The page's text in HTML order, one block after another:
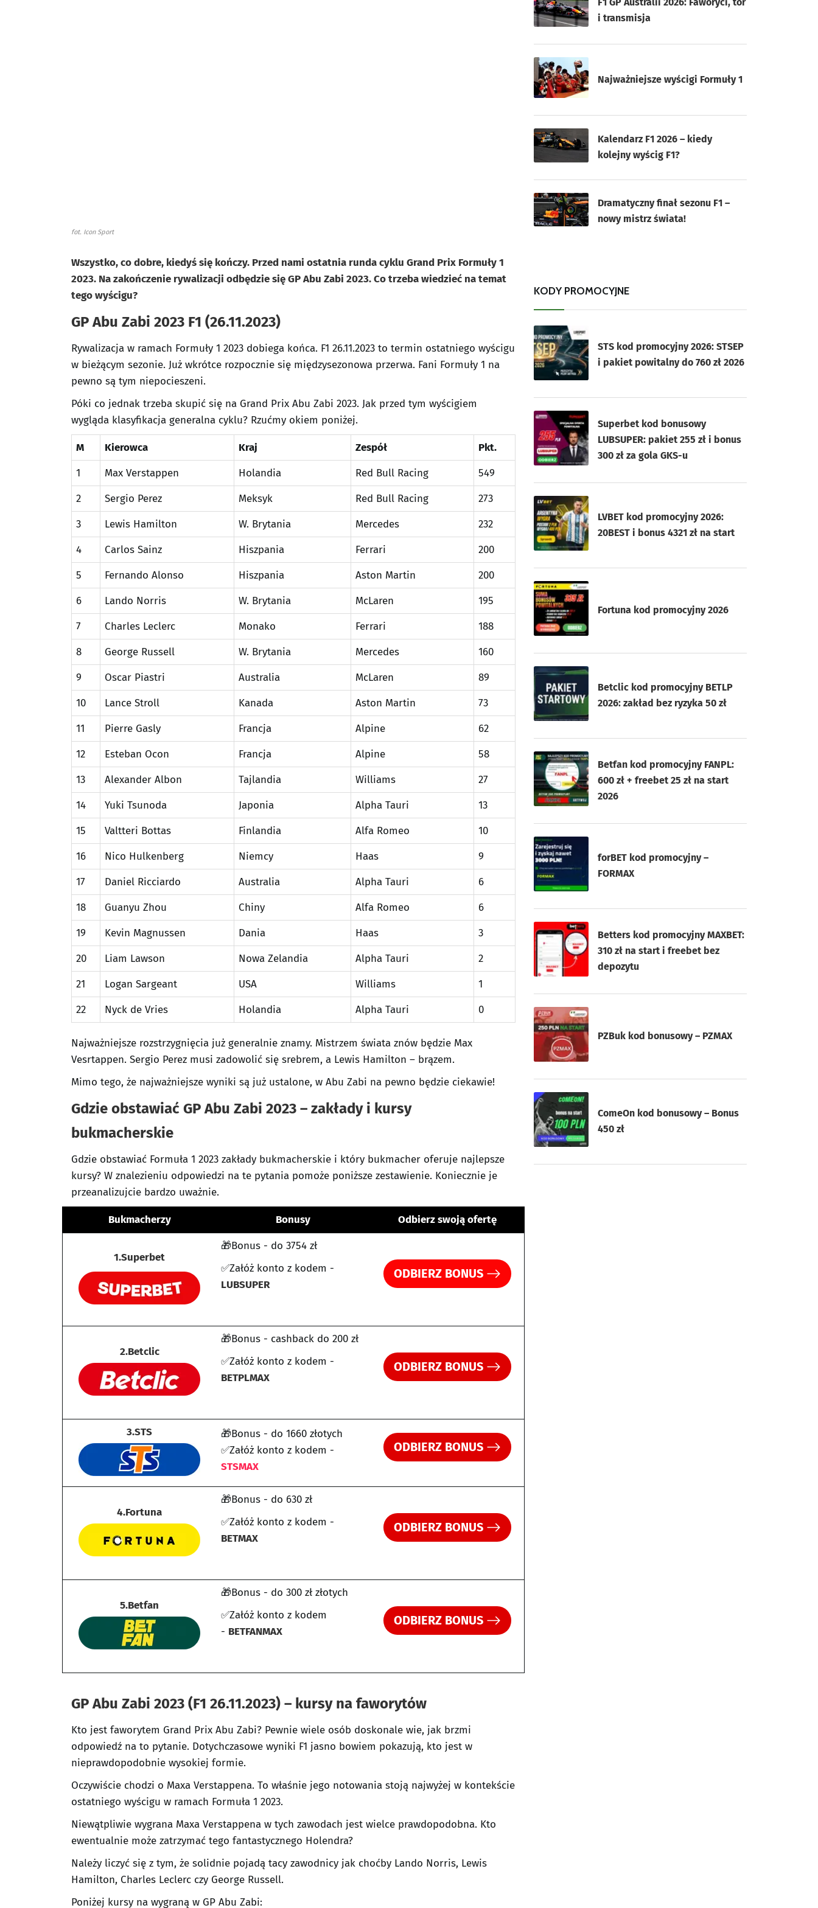
fot. Icon Sport
Wszystko, co dobre, kiedyś się kończy. Przed nami ostatnia runda cyklu Grand Prix Formuły 1
2023. Na zakończenie rywalizacji odbędzie się GP Abu Zabi 2023. Co trzeba wiedzieć na temat
tego wyścigu?
GP Abu Zabi 2023 F1 (26.11.2023)
Rywalizacja w ramach Formuły 1 2023 dobiega końca. F1 26.11.2023 to termin ostatniego wyścigu
w bieżącym sezonie. Już wkrótce rozpocznie się międzysezonowa przerwa. Fani Formuły 1 na
pewno są tym niepocieszeni.
Póki co jednak trzeba skupić się na Grand Prix Abu Zabi 2023. Jak przed tym wyścigiem
wygląda klasyfikacja generalna cyklu? Rzućmy okiem poniżej.
M Kierowca Kraj Zespół
Pkt.
1
Max Verstappen Holandia Red Bull Racing
549
2
Sergio Perez Meksyk Red Bull Racing
273
3
Lewis Hamilton W. Brytania Mercedes
232
4
Carlos Sainz Hiszpania Ferrari
200
5
Fernando Alonso Hiszpania Aston Martin
200
6
Lando Norris W. Brytania McLaren
195
7
Charles Leclerc Monako Ferrari
188
8
George Russell W. Brytania Mercedes
160
9
Oscar Piastri Australia McLaren
89
10
Lance Stroll Kanada Aston Martin
73
11
Pierre Gasly Francja Alpine
62
12
Esteban Ocon Francja Alpine
58
13
Alexander Albon Tajlandia Williams
27
14
Yuki Tsunoda Japonia Alpha Tauri
13
15
Valtteri Bottas Finlandia Alfa Romeo
10
16
Nico Hulkenberg Niemcy Haas
9
17
Daniel Ricciardo Australia Alpha Tauri
6
18
Guanyu Zhou Chiny Alfa Romeo
6
19
Kevin Magnussen Dania Haas
3
20
Liam Lawson Nowa Zelandia Alpha Tauri
2
21
Logan Sargeant USA Williams
1
22
Nyck de Vries Holandia Alpha Tauri 0
Najważniejsze rozstrzygnięcia już generalnie znamy. Mistrzem świata znów będzie Max
Vesrtappen. Sergio Perez musi zadowolić się srebrem, a Lewis Hamilton – brązem.
Mimo tego, że najważniejsze wyniki są już ustalone, w Abu Zabi na pewno będzie ciekawie!
Gdzie obstawiać GP Abu Zabi 2023 – zakłady i kursy
bukmacherskie
Gdzie obstawiać Formuła 1 2023 zakłady bukmacherskie i który bukmacher oferuje najlepsze
kursy? W znalezieniu odpowiedzi na te pytania pomoże poniższe zestawienie. Koniecznie je
przeanalizujcie bardzo uważnie.
Bukmacherzy Bonusy Odbierz swoją ofertę
1.Superbet
🎁Bonus - do 3754 zł
✅Załóż konto z kodem -
LUBSUPER
ODBIERZ BONUS
2.Betclic
🎁Bonus - cashback do 200 zł
✅Załóż konto z kodem -
BETPLMAX
ODBIERZ BONUS
3.STS
🎁Bonus - do 1660 złotych
✅Załóż konto z kodem -
STSMAX
ODBIERZ BONUS
4.Fortuna
🎁Bonus - do 630 zł
✅Załóż konto z kodem -
BETMAX
ODBIERZ BONUS
5.Betfan
🎁Bonus - do 300 zł złotych
✅Załóż konto z kodem
- BETFANMAX
ODBIERZ BONUS
GP Abu Zabi 2023 (F1 26.11.2023) – kursy na faworytów
Kto jest faworytem Grand Prix Abu Zabi? Pewnie wiele osób doskonale wie, jak brzmi
odpowiedź na to pytanie. Dotychczasowe wyniki F1 jasno bowiem pokazują, kto jest w
nieprawdopodobnie wysokiej formie.
Oczywiście chodzi o Maxa Verstappena. To właśnie jego notowania stoją najwyżej w kontekście
ostatniego wyścigu w ramach Formuła 1 2023.
Niewątpliwie wygrana Maxa Verstappena w tych zawodach jest wielce prawdopodobna. Kto
ewentualnie może zatrzymać tego fantastycznego Holendra?
Należy liczyć się z tym, że solidnie pojadą tacy zawodnicy jak choćby Lando Norris, Lewis
Hamilton, Charles Leclerc czy George Russell.
Poniżej kursy na wygraną w GP Abu Zabi:
i transmisja
Najważniejsze wyścigi Formuły 1
Kalendarz F1 2026 – kiedy
kolejny wyścig F1?
Dramatyczny finał sezonu F1 –
nowy mistrz świata!
KODY PROMOCYJNE
STS kod promocyjny 2026: STSEP
i pakiet powitalny do 760 zł 2026
Superbet kod bonusowy
LUBSUPER: pakiet 255 zł i bonus
300 zł za gola GKS-u
LVBET kod promocyjny 2026:
20BEST i bonus 4321 zł na start
Fortuna kod promocyjny 2026
Betclic kod promocyjny BETLP
2026: zakład bez ryzyka 50 zł
Betfan kod promocyjny FANPL:
600 zł + freebet 25 zł na start
2026
forBET kod promocyjny –
FORMAX
Betters kod promocyjny MAXBET:
310 zł na start i freebet bez
depozytu
PZBuk kod bonusowy – PZMAX
ComeOn kod bonusowy – Bonus
450 zł